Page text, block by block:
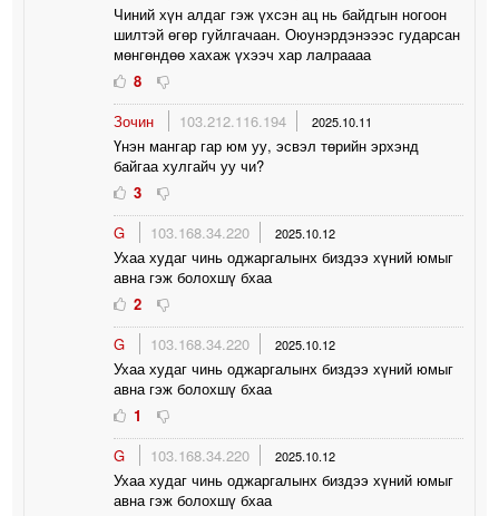
Чиний хүн алдаг гэж үхсэн ац нь байдгын ногоон
шилтэй өгөр гуйлгачаан. Оюунэрдэнэээс гударсан
мөнгөндөө хахаж үхээч хар лалраааа
8
Зочин
103.212.116.194 2025.10.11
Үнэн мангар гар юм уу, эсвэл төрийн эрхэнд
байгаа хулгайч уу чи?
3
G
103.168.34.220 2025.10.12
Ухаа худаг чинь оджаргалынх биздээ хүний юмыг
авна гэж болохшү бхаа
2
G
103.168.34.220 2025.10.12
Ухаа худаг чинь оджаргалынх биздээ хүний юмыг
авна гэж болохшү бхаа
1
G
103.168.34.220 2025.10.12
Ухаа худаг чинь оджаргалынх биздээ хүний юмыг
авна гэж болохшү бхаа